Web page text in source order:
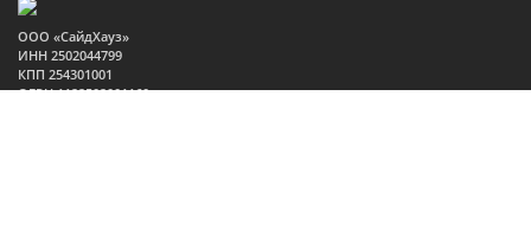
ООО «СайдХауз»
ИНН 2502044799
КПП 254301001
ОГРН 1122502001160